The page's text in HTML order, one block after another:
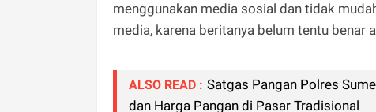
menggunakan media sosial dan tidak
media, karena beritanya belum tentu benar
ALSO READ : Satgas Pangan Polres
dan Harga Pangan di Pasar Tradisional